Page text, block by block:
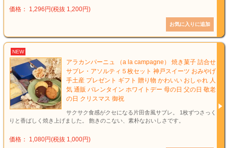
価格： 1,296円(税抜 1,200円)
NEW
アラカンパーニュ （a la campagne） 焼き菓子 詰合せ
サブレ・アソルティ５枚セット 神戸スイーツ おみやげ
手土産 プレゼント ギフト 贈り物 かわいい おしゃれ 人
気 通販 バレンタイン ホワイトデー 母の日 父の日 敬老
の日 クリスマス 御祝
サクサク食感がクセになる片田舎風サブレ。 1枚ずつさっく
りと香ばしく焼き上げました。 飽きのこない、素朴なおいしさです。
価格： 1,080円(税抜 1,000円)